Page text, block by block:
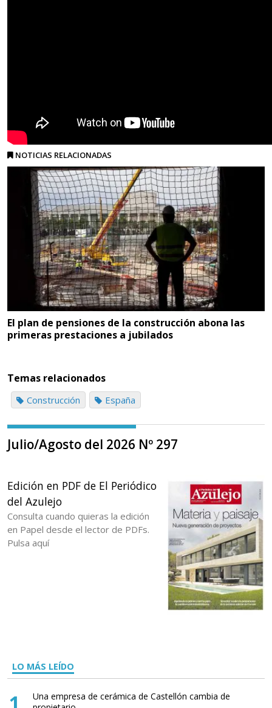
NOTICIAS RELACIONADAS
El plan de pensiones de la construcción abona las
primeras prestaciones a jubilados
Temas relacionados
Construcción España
Julio/Agosto del 2026 Nº 297
Edición en PDF de El Periódico
del Azulejo
Consulta cuando quieras la edición
en Papel desde el lector de PDFs.
Pulsa aquí
LO MÁS LEÍDO
1
Una empresa de cerámica de Castellón cambia de